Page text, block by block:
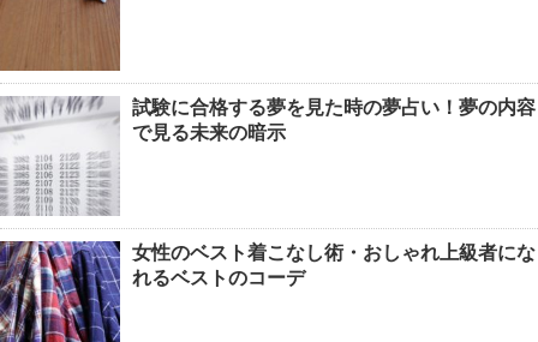
試験に合格する夢を見た時の夢占い！夢の内容
で見る未来の暗示
女性のベスト着こなし術・おしゃれ上級者にな
れるベストのコーデ